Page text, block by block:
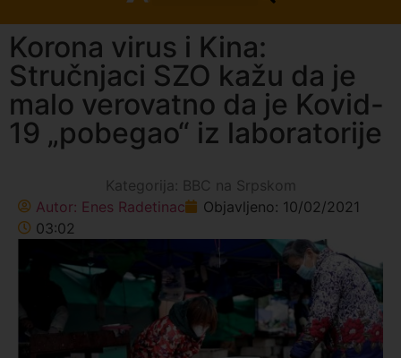
Korona virus i Kina:
Stručnjaci SZO kažu da je
malo verovatno da je Kovid-
19 „pobegao“ iz laboratorije
Kategorija: BBC na Srpskom
Autor: Enes Radetinac Objavljeno: 10/02/2021
03:02